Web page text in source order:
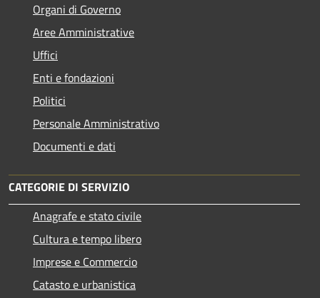
Organi di Governo
Aree Amministrative
Uffici
Enti e fondazioni
Politici
Personale Amministrativo
Documenti e dati
CATEGORIE DI SERVIZIO
Anagrafe e stato civile
Cultura e tempo libero
Imprese e Commercio
Catasto e urbanistica